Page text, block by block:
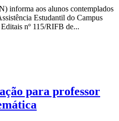
informa aos alunos contemplados
Estudantil do Campus
nº 115/RIFB de...
para professor